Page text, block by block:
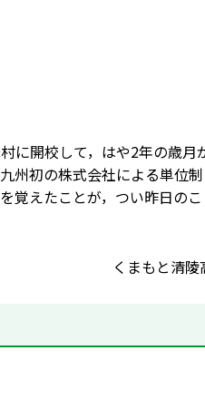
に開校して，はや2年の歳月
州初の株式会社による単位
覚えたことが，つい昨日の
くまもと清